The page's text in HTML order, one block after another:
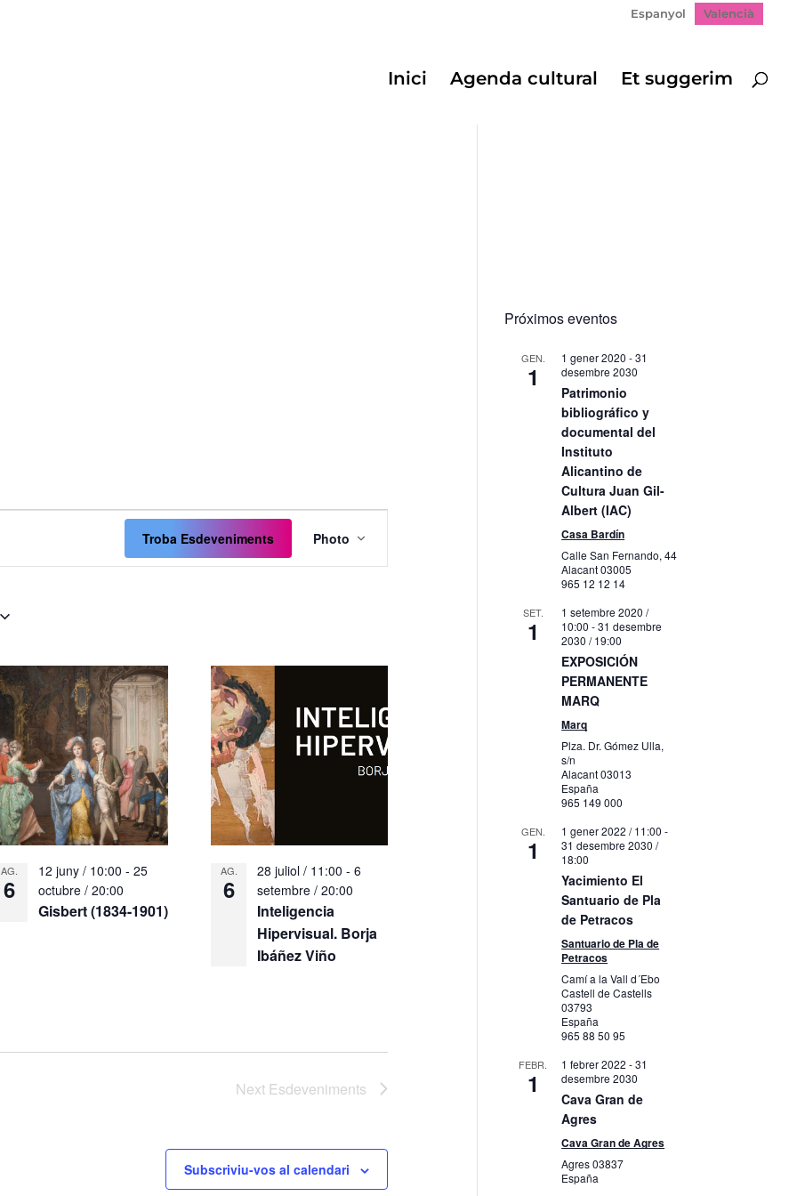
Espanyol Valencià
Inici Agenda cultural Et suggerim
Troba Esdeveniments
de
Photo
AG.
6
Gisbert (1834-1901)
12 juny / 10:00 - 25
octubre / 20:00
AG.
6
Inteligencia
Hipervisual. Borja
Ibáñez Viño
28 juliol / 11:00 -6
setembre / 20:00
Next Esdeveniments
Subscriviu-vos al calendari
Próximos eventos
GEN.
1
1 gener 2020 -31
desembre 2030
Patrimonio
bibliográfico y
documental del
Instituto
Alicantino de
Cultura Juan Gil-
Albert (IAC)
Casa Bardín
Calle San Fernando, 44
Alacant03005
965 12 12 14
SET.
1
1 setembre 2020 /
10:00 -31 desembre
2030 / 19:00
EXPOSICIÓN
PERMANENTE
MARQ
Marq
Plza. Dr. Gómez Ulla,
s/n
Alacant03013
España
965 149 000
GEN.
1
1 gener 2022 / 11:00 -
31 desembre 2030 /
18:00
Yacimiento El
Santuario de Pla
de Petracos
Santuario de Pla de
Petracos
Camí a la Vall d´Ebo
Castell de Castells
03793
España
965 88 50 95
FEBR.
1
1 febrer 2022 -31
desembre 2030
Cava Gran de
Agres
Cava Gran de Agres
Agres03837
España